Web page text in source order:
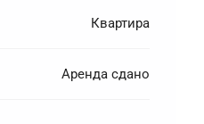
Квартира
Аренда сдано